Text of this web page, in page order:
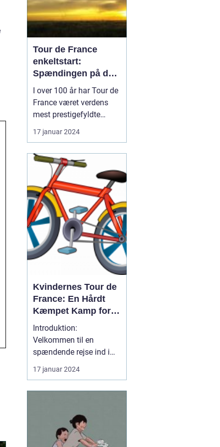
Tour de France
enkeltstart:
Spændingen på den
ensomme vej
I over 100 år har Tour de
France været verdens
mest prestigefyldte
cykelløb, og en af de
mest særlige discipliner,
del af løbet, er
enkeltstarten. I denne
artikel vil vi dykke ned i
verdenen af "Tour de
France enkeltstart" og
u...
17 januar 2024
Kvindernes Tour de
France: En Hårdt
Kæmpet Kamp for
Ligestilling på
Cykelscenen
Introduktion:
Velkommen til en
spændende rejse ind i
verden af "kvindernes
Tour de France". Dette er
professionelle
cykelryttere i verden. I
denne artikel vil vi
17 januar 2024